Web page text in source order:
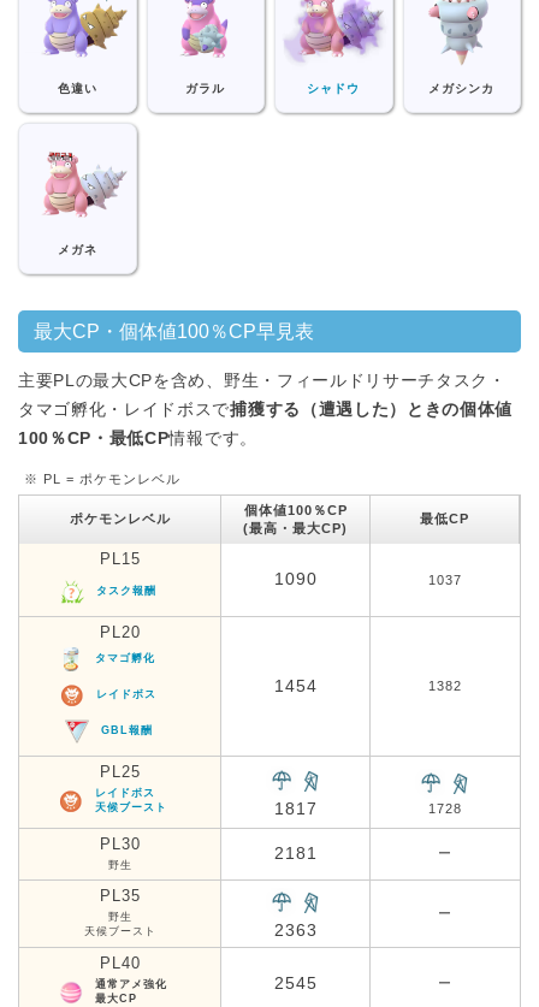
色違い ガラル シャドウ メガシンカ
メガネ
最大CP・個体値100％CP早見表
主要PLの最大CPを含め、野生・フィールドリサーチタスク・
タマゴ孵化・レイドボスで捕獲する（遭遇した）ときの個体値
100％CP・最低CP情報です。
※ PL = ポケモンレベル
ポケモンレベル
個体値100％CP
(最高・最大CP)
最低CP
PL15
タスク報酬
1090 1037
PL20
タマゴ孵化
レイドボス
GBL報酬
1454 1382
PL25
レイドボス
天候ブースト
1817 1728
PL30
野生
2181 ー
PL35
野生
天候ブースト
2363
ー
PL40
通常アメ強化
最大CP
2545 ー